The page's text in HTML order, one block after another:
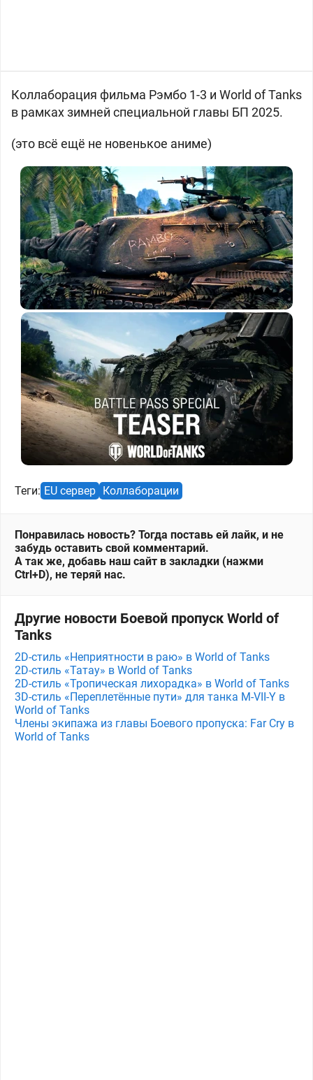
Коллаборация фильма Рэмбо 1-3 и World of Tanks
в рамках зимней специальной главы БП 2025.
(это всё ещё не новенькое аниме)
Теги: EU сервер Коллаборации
Понравилась новость? Тогда поставь ей лайк, и не
забудь оставить свой комментарий.
А так же, добавь наш сайт в закладки (нажми
Ctrl+D), не теряй нас.
Другие новости Боевой пропуск World of
Tanks
2D-стиль «Неприятности в раю» в World of Tanks
2D-стиль «Татау» в World of Tanks
2D-стиль «Тропическая лихорадка» в World of Tanks
3D-стиль «Переплетённые пути» для танка M⁠-⁠VII⁠-⁠Y в
World of Tanks
Члены экипажа из главы Боевого пропуска: Far Cry в
World of Tanks